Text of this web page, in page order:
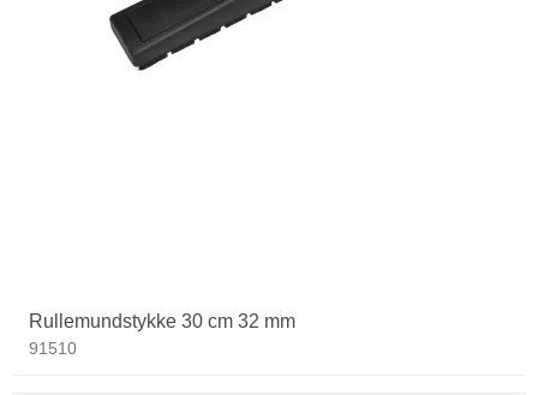
Rullemundstykke 30 cm 32 mm
91510